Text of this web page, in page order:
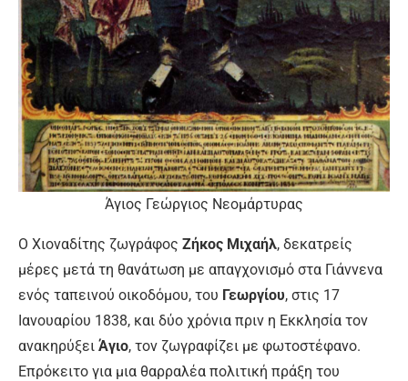
Άγιος Γεώργιος Νεομάρτυρας
Ο Χιοναδίτης ζωγράφος Ζήκος Μιχαήλ, δεκατρείς
μέρες μετά τη θανάτωση με απαγχονισμό στα Γιάννενα
ενός ταπεινού οικοδόμου, του Γεωργίου, στις 17
Ιανουαρίου 1838, και δύο χρόνια πριν η Εκκλησία τον
ανακηρύξει Άγιο, τον ζωγραφίζει με φωτοστέφανο.
Επρόκειτο για μια θαρραλέα πολιτική πράξη του